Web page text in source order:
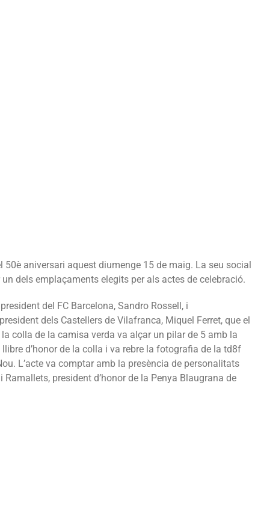
aniversari aquest diumenge 15 de maig. La seu social
dels emplaçaments elegits per als actes de celebració.
del FC Barcelona, Sandro Rossell, i
dels Castellers de Vilafranca, Miquel Ferret, que el
colla de la camisa verda va alçar un pilar de 5 amb la
d’honor de la colla i va rebre la fotografia de la td8f
L’acte va comptar amb la presència de personalitats
president d’honor de la Penya Blaugrana de